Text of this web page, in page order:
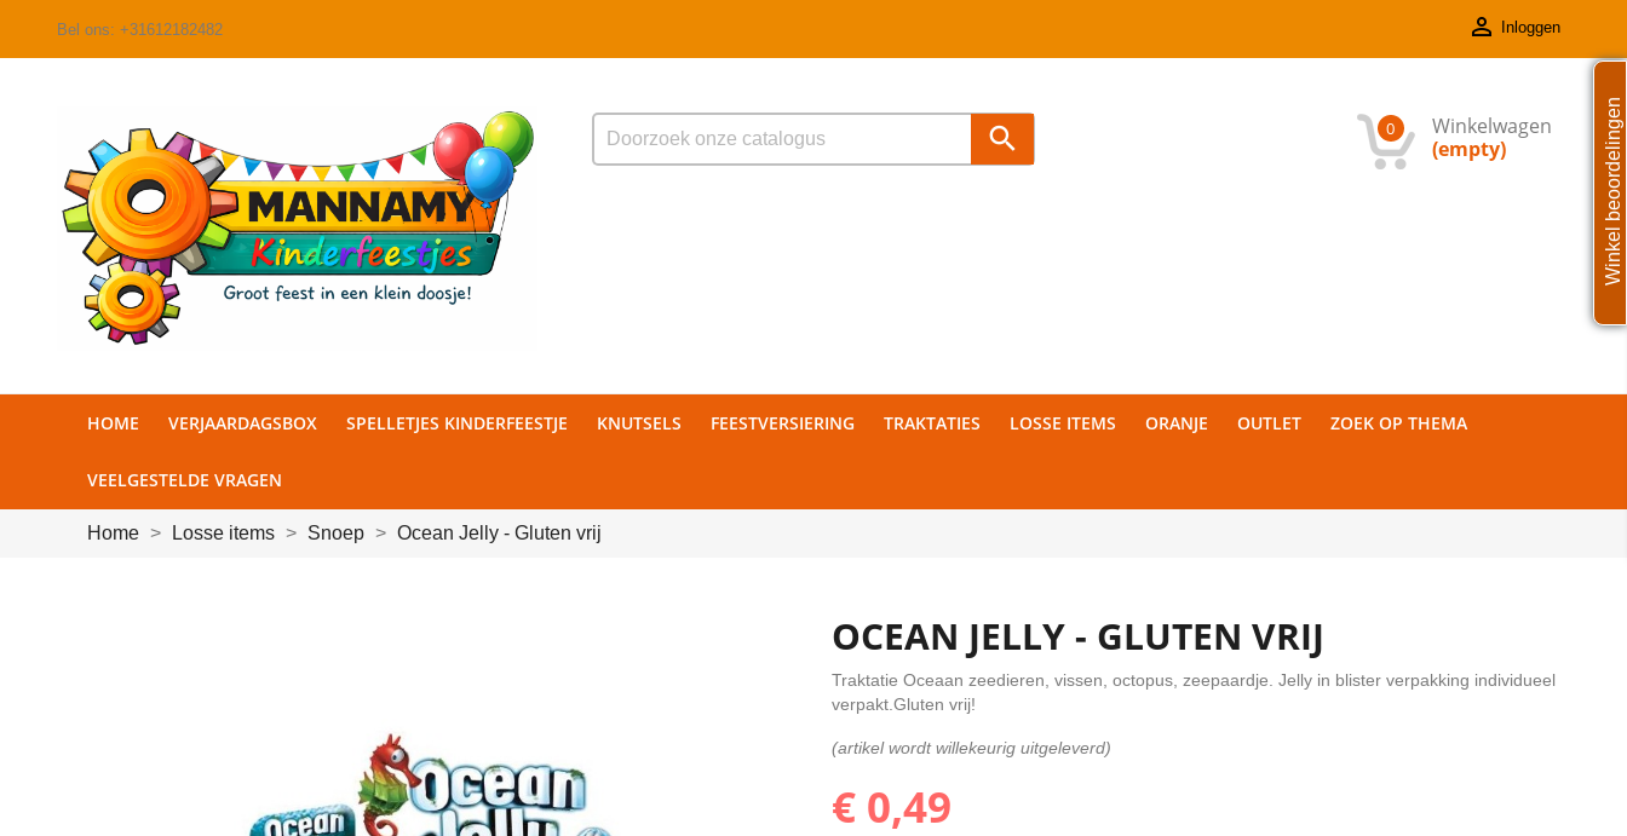
Bel ons: +31612182482  Inloggen
 Winkelwagen
0
(empty)
HOME VERJAARDAGSBOX SPELLETJES KINDERFEESTJE KNUTSELS FEESTVERSIERING TRAKTATIES LOSSE ITEMS ORANJE OUTLET ZOEK OP THEMA
VEELGESTELDE VRAGEN
Home Losse items Snoep Ocean Jelly - Gluten vrij
OCEAN JELLY - GLUTEN VRIJ
Traktatie Oceaan zeedieren, vissen, octopus, zeepaardje. Jelly in blister verpakking individueel
verpakt.Gluten vrij!
(artikel wordt willekeurig uitgeleverd)
€ 0,49
Winkel beoordelingen